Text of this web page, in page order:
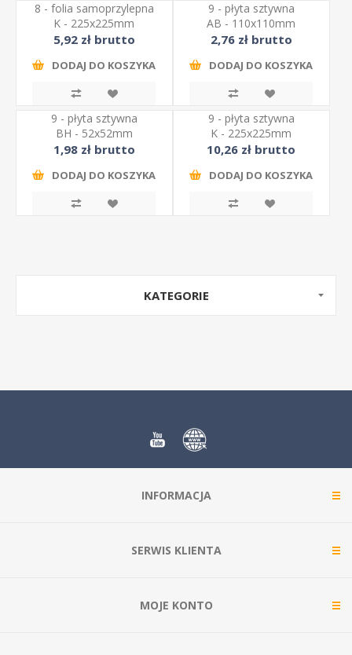
8 - folia samoprzylepna
K - 225x225mm
5,92 zł brutto
DODAJ DO KOSZYKA
9 - płyta sztywna
AB - 110x110mm
2,76 zł brutto
DODAJ DO KOSZYKA
9 - płyta sztywna
BH - 52x52mm
1,98 zł brutto
DODAJ DO KOSZYKA
9 - płyta sztywna
K - 225x225mm
10,26 zł brutto
DODAJ DO KOSZYKA
KATEGORIE
INFORMACJA
SERWIS KLIENTA
MOJE KONTO